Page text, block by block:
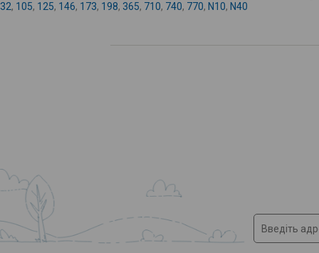
32, 105, 125, 146, 173, 198, 365, 710, 740, 770, N10, N40